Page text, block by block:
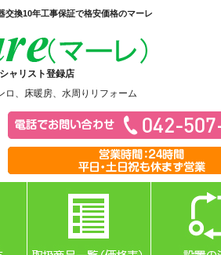
交換10年工事保証で格安価格のマーレ
ャリスト登録店
ロ、床暖房、水周りリフォーム